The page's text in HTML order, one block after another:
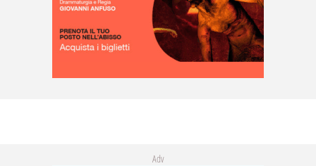
Adv